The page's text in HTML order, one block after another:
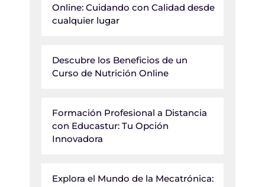
Online: Cuidando con Calidad desde
cualquier lugar
Descubre los Beneficios de un
Curso de Nutrición Online
Formación Profesional a Distancia
con Educastur: Tu Opción
Innovadora
Explora el Mundo de la Mecatrónica: